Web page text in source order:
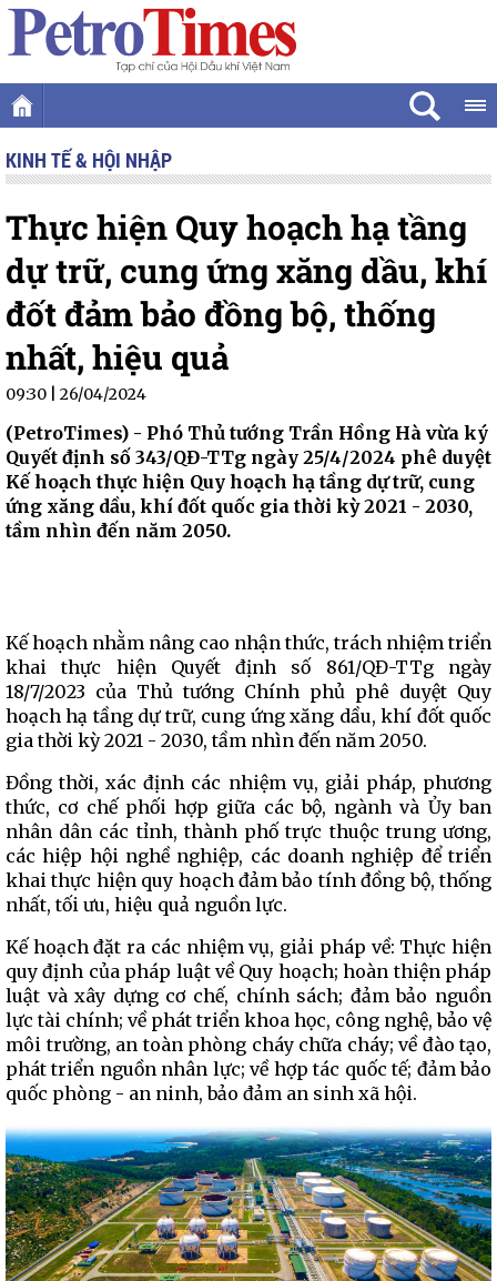
KINH TẾ & HỘI NHẬP
Thực hiện Quy hoạch hạ tầng
dự trữ, cung ứng xăng dầu, khí
đốt đảm bảo đồng bộ, thống
nhất, hiệu quả
09:30 | 26/04/2024
(PetroTimes) - Phó Thủ tướng Trần Hồng Hà vừa ký
Quyết định số 343/QĐ-TTg ngày 25/4/2024 phê duyệt
Kế hoạch thực hiện Quy hoạch hạ tầng dự trữ, cung
ứng xăng dầu, khí đốt quốc gia thời kỳ 2021 - 2030,
tầm nhìn đến năm 2050.
Kế hoạch nhằm nâng cao nhận thức, trách nhiệm triển
khai thực hiện Quyết định số 861/QĐ-TTg ngày
18/7/2023 của Thủ tướng Chính phủ phê duyệt Quy
hoạch hạ tầng dự trữ, cung ứng xăng dầu, khí đốt quốc
gia thời kỳ 2021 - 2030, tầm nhìn đến năm 2050.
Đồng thời, xác định các nhiệm vụ, giải pháp, phương
thức, cơ chế phối hợp giữa các bộ, ngành và Ủy ban
nhân dân các tỉnh, thành phố trực thuộc trung ương,
các hiệp hội nghề nghiệp, các doanh nghiệp để triển
khai thực hiện quy hoạch đảm bảo tính đồng bộ, thống
nhất, tối ưu, hiệu quả nguồn lực.
Kế hoạch đặt ra các nhiệm vụ, giải pháp về: Thực hiện
quy định của pháp luật về Quy hoạch; hoàn thiện pháp
luật và xây dựng cơ chế, chính sách; đảm bảo nguồn
lực tài chính; về phát triển khoa học, công nghệ, bảo vệ
môi trường, an toàn phòng cháy chữa cháy; về đào tạo,
phát triển nguồn nhân lực; về hợp tác quốc tế; đảm bảo
quốc phòng - an ninh, bảo đảm an sinh xã hội.